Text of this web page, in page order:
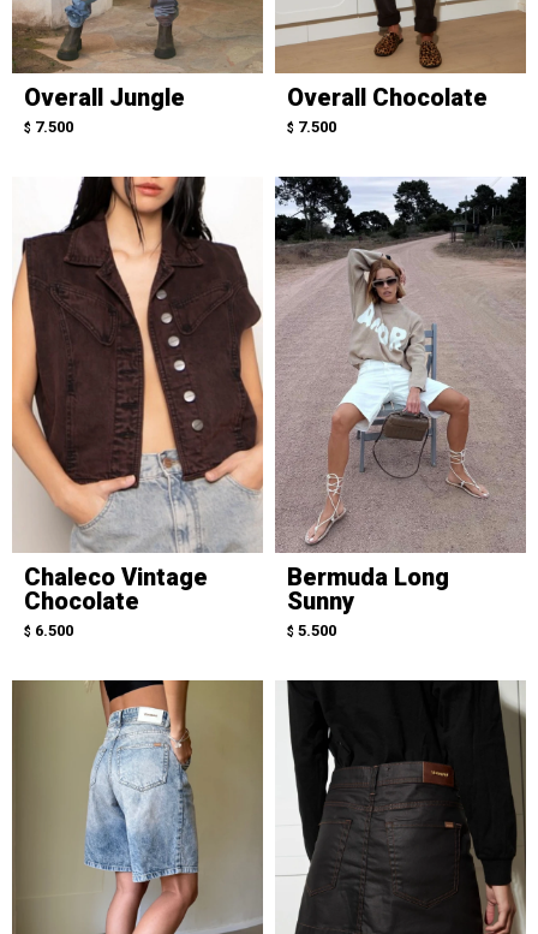
Overall Jungle
$ 7.500
Overall Chocolate
$ 7.500
Chaleco Vintage
Chocolate
$ 6.500
Bermuda Long
Sunny
$ 5.500